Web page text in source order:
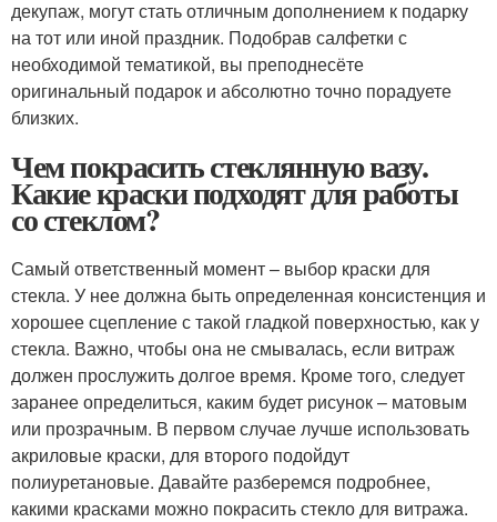
декупаж, могут стать отличным дополнением к подарку
на тот или иной праздник. Подобрав салфетки с
необходимой тематикой, вы преподнесёте
оригинальный подарок и абсолютно точно порадуете
близких.
Чем покрасить стеклянную вазу.
Какие краски подходят для работы
со стеклом?
Самый ответственный момент – выбор краски для
стекла. У нее должна быть определенная консистенция и
хорошее сцепление с такой гладкой поверхностью, как у
стекла. Важно, чтобы она не смывалась, если витраж
должен прослужить долгое время. Кроме того, следует
заранее определиться, каким будет рисунок – матовым
или прозрачным. В первом случае лучше использовать
акриловые краски, для второго подойдут
полиуретановые. Давайте разберемся подробнее,
какими красками можно покрасить стекло для витража.